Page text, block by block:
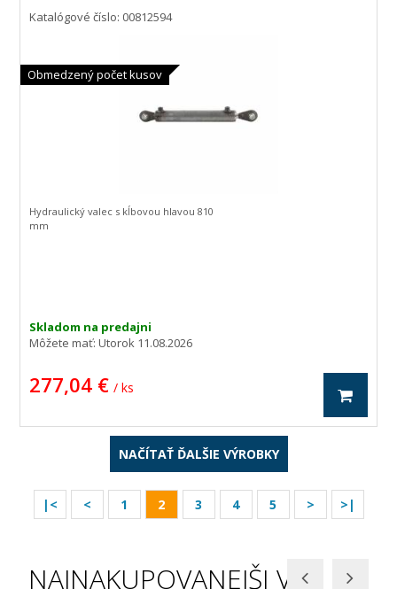
Obmedzený počet kusov
Katalógové číslo: 00812594
Skladom na predajni
Môžete mať:Utorok 11.08.2026
277,04 € / ks
Hydraulický valec s kĺbovou hlavou 810
mm
NAČÍTAŤ ĎALŠIE VÝROBKY
|< < 1 2 3 4 5 > >|
NAJNAKUPOVANEJŠI V